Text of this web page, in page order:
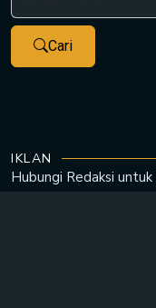
Cari
IKLAN
Hubungi Redaksi untuk